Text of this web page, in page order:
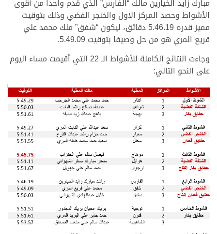
مبارك زايد الخيارين مالك “الفارس” الذي قدم واحداً من أقوى
الأشواط وحصد المركز الاول والخنجر الفضي وذلك بتوقيت
مميز قدره 5.46.19 دقائق، ليكون “شفق” ملك محمد علي
قريع المري هو من حل وصيفا بتوقيت 5.49.09.
وجاءت النتائج الكاملة للأشواط الـ 22 التي أقيمت مساء اليوم
على النحو التالي: